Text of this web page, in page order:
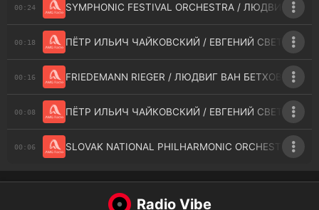
00:24 SYMPHONIC FESTIVAL ORCHESTRA / ЛЮДВИГ ВАН
00:18 ПЁТР ИЛЬИЧ ЧАЙКОВСКИЙ / ЕВГЕНИЙ
00:16 FRIEDEMANN RIEGER / ЛЮДВИГ ВАН БЕТХОВЕН /
00:08 ПЁТР ИЛЬИЧ ЧАЙКОВСКИЙ / ЕВГЕНИЙ СВЕТЛАНОВ /
00:06 SLOVAK NATIONAL PHILHARMONIC ORCHESTRA /
Radio Vibe